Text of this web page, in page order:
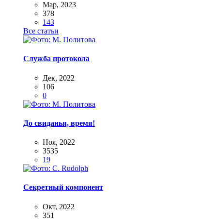
Мар, 2023
378
143
Все статьи
Служба протокола
Дек, 2022
106
0
До свиданья, время!
Ноя, 2022
3535
19
Секретный компонент
Окт, 2022
351